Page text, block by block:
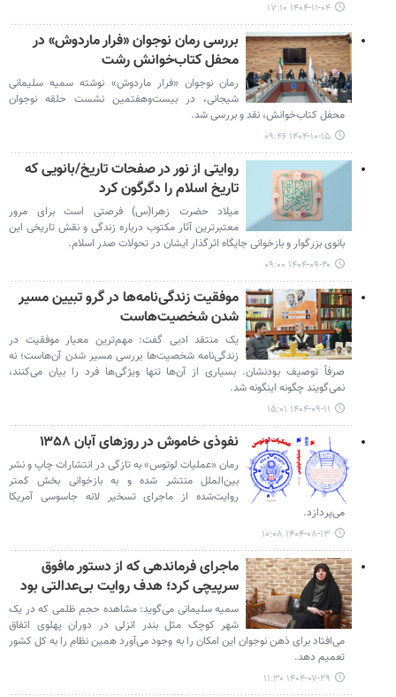
۱۴۰۴-۱۱-۰۴ ۱۷:۱۰
بررسی رمان نوجوان «فرار ماردوش» در
محفل کتاب‌خوانش رشت
رمان نوجوان «فرار ماردوش» نوشته سمیه سلیمانی
شیجانی، در بیست‌وهفتمین نشست حلقه نوجوان
محفل کتاب‌خوانش، نقد و بررسی شد.
۱۴۰۴-۱۰-۱۵ ۰۹:۴۶
روایتی از نور در صفحات تاریخ/بانویی که
تاریخ اسلام را دگرگون کرد
میلاد حضرت زهرا(س) فرصتی است برای مرور
معتبرترین آثار مکتوب درباره زندگی و نقش تاریخی این
بانوی بزرگوار و بازخوانی جایگاه اثرگذار ایشان در تحولات صدر اسلام.
۱۴۰۴-۰۹-۲۰ ۰۹:۰۰
موفقیت زندگی‌نامه‌ها در گرو تبیین مسیر
شدن شخصیت‌هاست
یک منتقد ادبی گفت: مهم‌ترین معیار موفقیت در
زندگی‌نامه شخصیت‌ها بررسی مسیر شدن آن‌هاست؛ نه
صرفاً توصیف بودنشان. بسیاری از آن‌ها تنها ویژگی‌ها فرد را بیان می‌کنند،
نمی‌گویند چگونه اینگونه شد.
۱۴۰۴-۰۹-۱۱ ۱۵:۰۱
نفوذی خاموش در روزهای آبان ۱۳۵۸
رمان «عملیات لوتوس» به تازگی در انتشارات چاپ و نشر
بین‌الملل منتشر شده و به بازخوانی بخش کمتر
روایت‌شده از ماجرای تسخیر لانه جاسوسی آمریکا
می‌پردازد.
۱۴۰۴-۰۸-۱۳ ۱۰:۰۸
ماجرای فرماندهی که از دستور مافوق
سرپیچی کرد؛ هدف روایت بی‌عدالتی بود
سمیه سلیمانی می‌گوید: مشاهده حجم ظلمی که در یک
شهر کوچک مثل بندر انزلی در دوران پهلوی اتفاق
می‌افتاد برای ذهن نوجوان این امکان را به وجود می‌آورد همین نظام را به کل کشور
تعمیم دهد.
۱۴۰۴-۰۷-۲۹ ۱۱:۳۰